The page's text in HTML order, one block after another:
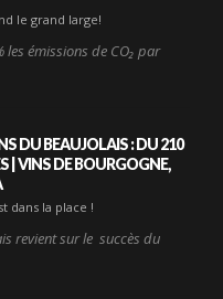
le grand large!
émissions de CO₂ par
DU BEAUJOLAIS : DU 210
| VINS DE BOURGOGNE,
dans la place !
revient sur le succès du